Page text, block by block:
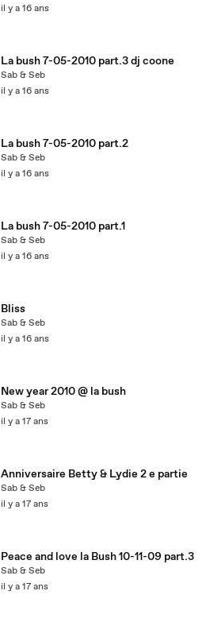
il y a 16 ans
La bush 7-05-2010 part.3 dj coone
Sab & Seb
il y a 16 ans
La bush 7-05-2010 part.2
Sab & Seb
il y a 16 ans
La bush 7-05-2010 part.1
Sab & Seb
il y a 16 ans
Bliss
Sab & Seb
il y a 16 ans
New year 2010 @ la bush
Sab & Seb
il y a 17 ans
Anniversaire Betty & Lydie 2 e partie
Sab & Seb
il y a 17 ans
Peace and love la Bush 10-11-09 part.3
Sab & Seb
il y a 17 ans